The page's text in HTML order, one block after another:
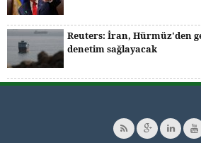
Reuters: İran, Hürmüz'den
denetim sağlayacak